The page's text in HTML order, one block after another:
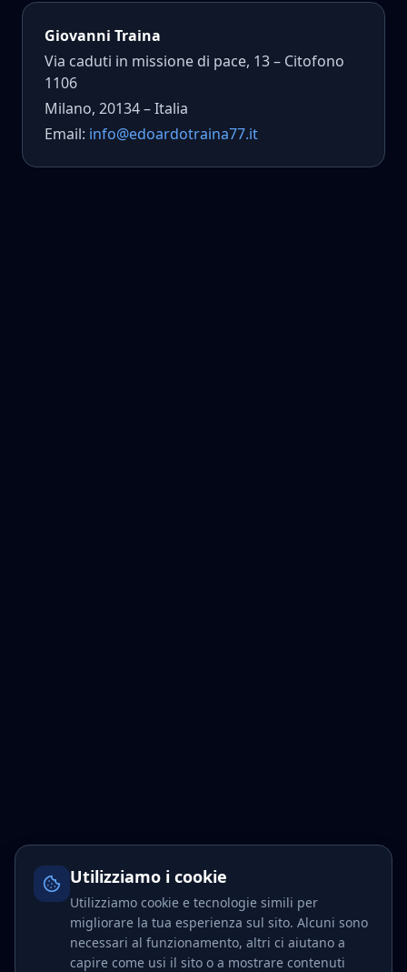
Giovanni Traina
Via caduti in missione di pace, 13 – Citofono
1106
Milano, 20134 – Italia
Email: info@edoardotraina77.it
Utilizziamo i cookie
Utilizziamo cookie e tecnologie simili per
migliorare la tua esperienza sul sito. Alcuni sono
necessari al funzionamento, altri ci aiutano a
capire come usi il sito o a mostrare contenuti